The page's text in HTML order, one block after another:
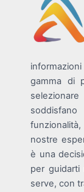
gamma di
nostre
è una
per
serve, con